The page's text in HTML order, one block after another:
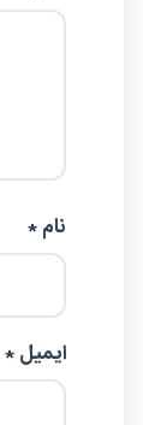
نام *
ایمیل *